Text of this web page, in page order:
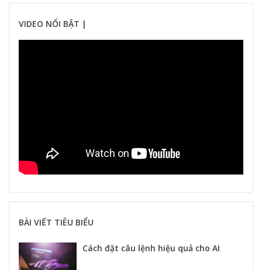
VIDEO NỔI BẬT |
BÀI VIẾT TIÊU BIỂU
Cách đặt câu lệnh hiệu quả cho AI